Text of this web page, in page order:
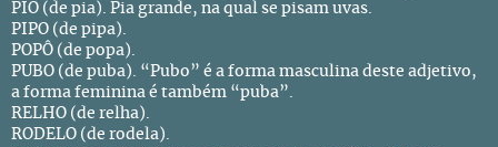
PIO (de pia). Pia grande, na qual se pisam uvas.
PIPO (de pipa).
POPÔ (de popa).
PUBO (de puba). “Pubo” é a forma masculina deste adjetivo,
a forma feminina é também “puba”.
RELHO (de relha).
RODELO (de rodela).